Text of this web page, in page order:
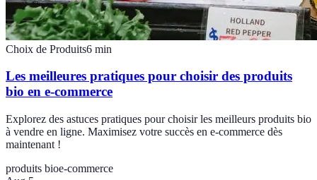
Choix de Produits6 min
Les meilleures pratiques pour choisir des produits
bio en e-commerce
Explorez des astuces pratiques pour choisir les meilleurs produits bio
à vendre en ligne. Maximisez votre succès en e-commerce dès
maintenant !
produits bioe-commerce